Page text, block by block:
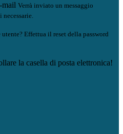
mail Verrà inviato un messaggio
Effettua il reset della password
la casella di posta elettronica!